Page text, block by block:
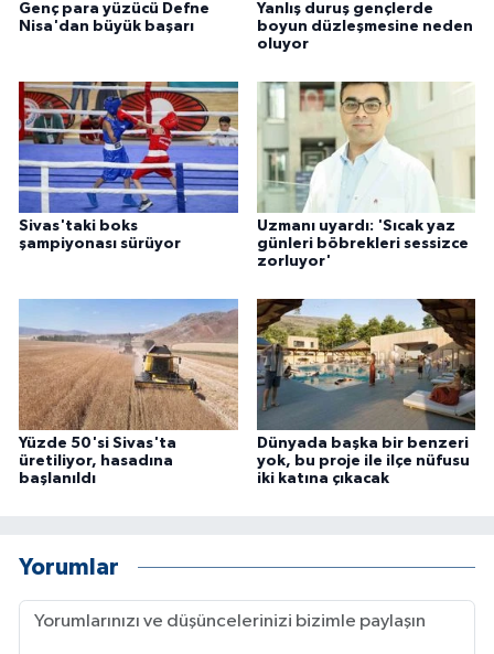
Genç para yüzücü Defne
Nisa'dan büyük başarı
Yanlış duruş gençlerde
boyun düzleşmesine neden
oluyor
Sivas'taki boks
şampiyonası sürüyor
Uzmanı uyardı: 'Sıcak yaz
günleri böbrekleri sessizce
zorluyor'
Yüzde 50'si Sivas'ta
üretiliyor, hasadına
başlanıldı
Dünyada başka bir benzeri
yok, bu proje ile ilçe nüfusu
iki katına çıkacak
Yorumlar